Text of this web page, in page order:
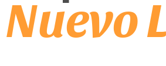
Nuevo